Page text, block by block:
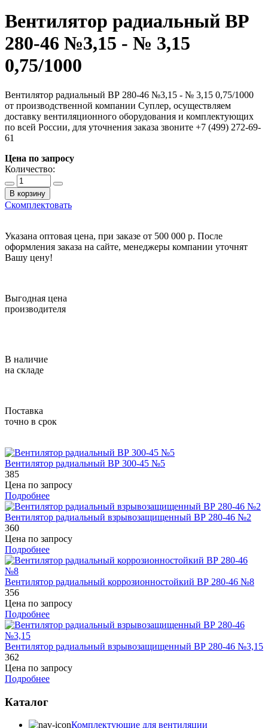
Вентилятор радиальный ВР
280-46 №3,15 - № 3,15
0,75/1000
Вентилятор радиальный ВР 280-46 №3,15 - № 3,15 0,75/1000
от производственной компании Суплер, осуществляем
доставку вентиляционного оборудования и комплектующих
по всей России, для уточнения заказа звоните +7 (499) 272-69-
61
Цена по запросу
Количество:
В корзину
Скомплектовать
Указана оптовая цена, при заказе от 500 000 р. После
оформления заказа на сайте, менеджеры компании уточнят
Вашу цену!
Выгодная цена
производителя
В наличие
на складе
Поставка
точно в срок
Вентилятор радиальный ВР 300-45 №5
385
Цена по запросу
Подробнее
Вентилятор радиальный взрывозащищенный ВР 280-46 №2
360
Цена по запросу
Подробнее
Вентилятор радиальный коррозионностойкий ВР 280-46 №8
356
Цена по запросу
Подробнее
Вентилятор радиальный взрывозащищенный ВР 280-46 №3,15
362
Цена по запросу
Подробнее
Каталог
Комплектующие для вентиляции